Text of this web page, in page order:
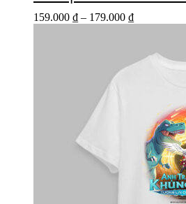
159.000 ₫ – 179.000 ₫